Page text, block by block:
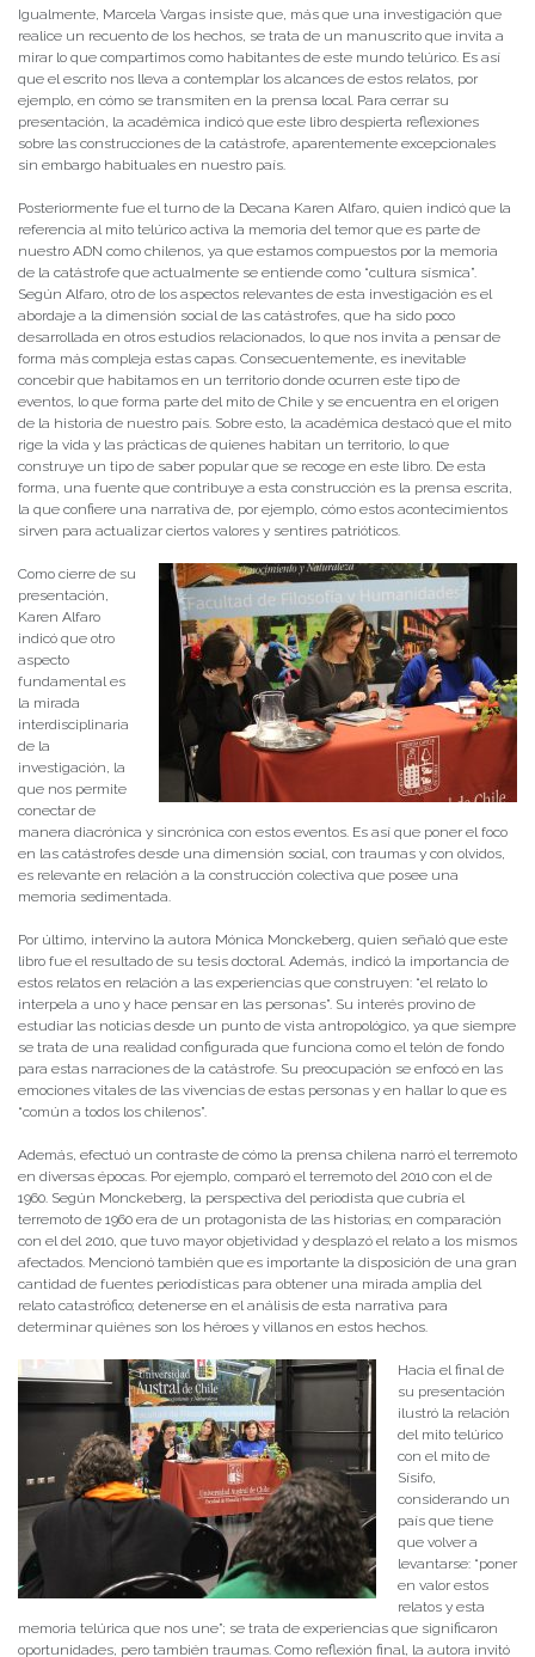
Igualmente, Marcela Vargas insiste que, más que una investigación que
realice un recuento de los hechos, se trata de un manuscrito que invita a
mirar lo que compartimos como habitantes de este mundo telúrico. Es así
que el escrito nos lleva a contemplar los alcances de estos relatos, por
ejemplo, en cómo se transmiten en la prensa local. Para cerrar su
presentación, la académica indicó que este libro despierta reflexiones
sobre las construcciones de la catástrofe, aparentemente excepcionales
sin embargo habituales en nuestro país.
Posteriormente fue el turno de la Decana Karen Alfaro, quien indicó que la
referencia al mito telúrico activa la memoria del temor que es parte de
nuestro ADN como chilenos, ya que estamos compuestos por la memoria
de la catástrofe que actualmente se entiende como “cultura sísmica”.
Según Alfaro, otro de los aspectos relevantes de esta investigación es el
abordaje a la dimensión social de las catástrofes, que ha sido poco
desarrollada en otros estudios relacionados, lo que nos invita a pensar de
forma más compleja estas capas. Consecuentemente, es inevitable
concebir que habitamos en un territorio donde ocurren este tipo de
eventos, lo que forma parte del mito de Chile y se encuentra en el origen
de la historia de nuestro país. Sobre esto, la académica destacó que el mito
rige la vida y las prácticas de quienes habitan un territorio, lo que
construye un tipo de saber popular que se recoge en este libro. De esta
forma, una fuente que contribuye a esta construcción es la prensa escrita,
la que confiere una narrativa de, por ejemplo, cómo estos acontecimientos
sirven para actualizar ciertos valores y sentires patrióticos.
Como cierre de su
presentación,
Karen Alfaro
indicó que otro
aspecto
fundamental es
la mirada
interdisciplinaria
de la
investigación, la
que nos permite
conectar de
manera diacrónica y sincrónica con estos eventos. Es así que poner el foco
en las catástrofes desde una dimensión social, con traumas y con olvidos,
es relevante en relación a la construcción colectiva que posee una
memoria sedimentada.
Por último, intervino la autora Mónica Monckeberg, quien señaló que este
libro fue el resultado de su tesis doctoral. Además, indicó la importancia de
estos relatos en relación a las experiencias que construyen: “el relato lo
interpela a uno y hace pensar en las personas”. Su interés provino de
estudiar las noticias desde un punto de vista antropológico, ya que siempre
se trata de una realidad configurada que funciona como el telón de fondo
para estas narraciones de la catástrofe. Su preocupación se enfocó en las
emociones vitales de las vivencias de estas personas y en hallar lo que es
“común a todos los chilenos”.
Además, efectuó un contraste de cómo la prensa chilena narró el terremoto
en diversas épocas. Por ejemplo, comparó el terremoto del 2010 con el de
1960. Según Monckeberg, la perspectiva del periodista que cubría el
terremoto de 1960 era de un protagonista de las historias; en comparación
con el del 2010, que tuvo mayor objetividad y desplazó el relato a los mismos
afectados. Mencionó también que es importante la disposición de una gran
cantidad de fuentes periodísticas para obtener una mirada amplia del
relato catastrófico; detenerse en el análisis de esta narrativa para
determinar quiénes son los héroes y villanos en estos hechos.
Hacia el final de
su presentación
ilustró la relación
del mito telúrico
con el mito de
Sísifo,
considerando un
país que tiene
que volver a
levantarse: “poner
en valor estos
relatos y esta
memoria telúrica que nos une”; se trata de experiencias que significaron
oportunidades, pero también traumas. Como reflexión final, la autora invitó